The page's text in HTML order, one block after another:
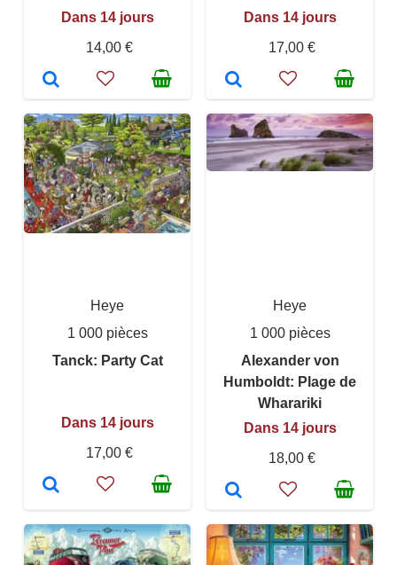
Dans 14 jours
14,00 €
Dans 14 jours
17,00 €
Heye
1 000 pièces
Tanck: Party Cat
Dans 14 jours
17,00 €
Heye
1 000 pièces
Alexander von
Humboldt: Plage de
Wharariki
Dans 14 jours
18,00 €